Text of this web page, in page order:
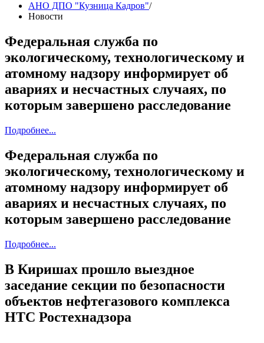
АНО ДПО "Кузница Кадров"/
Новости
Федеральная служба по
экологическому, технологическому и
атомному надзору информирует об
авариях и несчастных случаях, по
которым завершено расследование
Подробнее...
Федеральная служба по
экологическому, технологическому и
атомному надзору информирует об
авариях и несчастных случаях, по
которым завершено расследование
Подробнее...
В Киришах прошло выездное
заседание секции по безопасности
объектов нефтегазового комплекса
НТС Ростехнадзора